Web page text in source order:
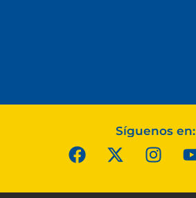
Síguenos en: